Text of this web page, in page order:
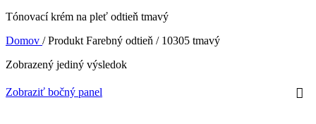
Tónovací krém na pleť odtieň tmavý
Domov / Produkt Farebný odtieň / 10305 tmavý
Zobrazený jediný výsledok
Zobraziť bočný panel